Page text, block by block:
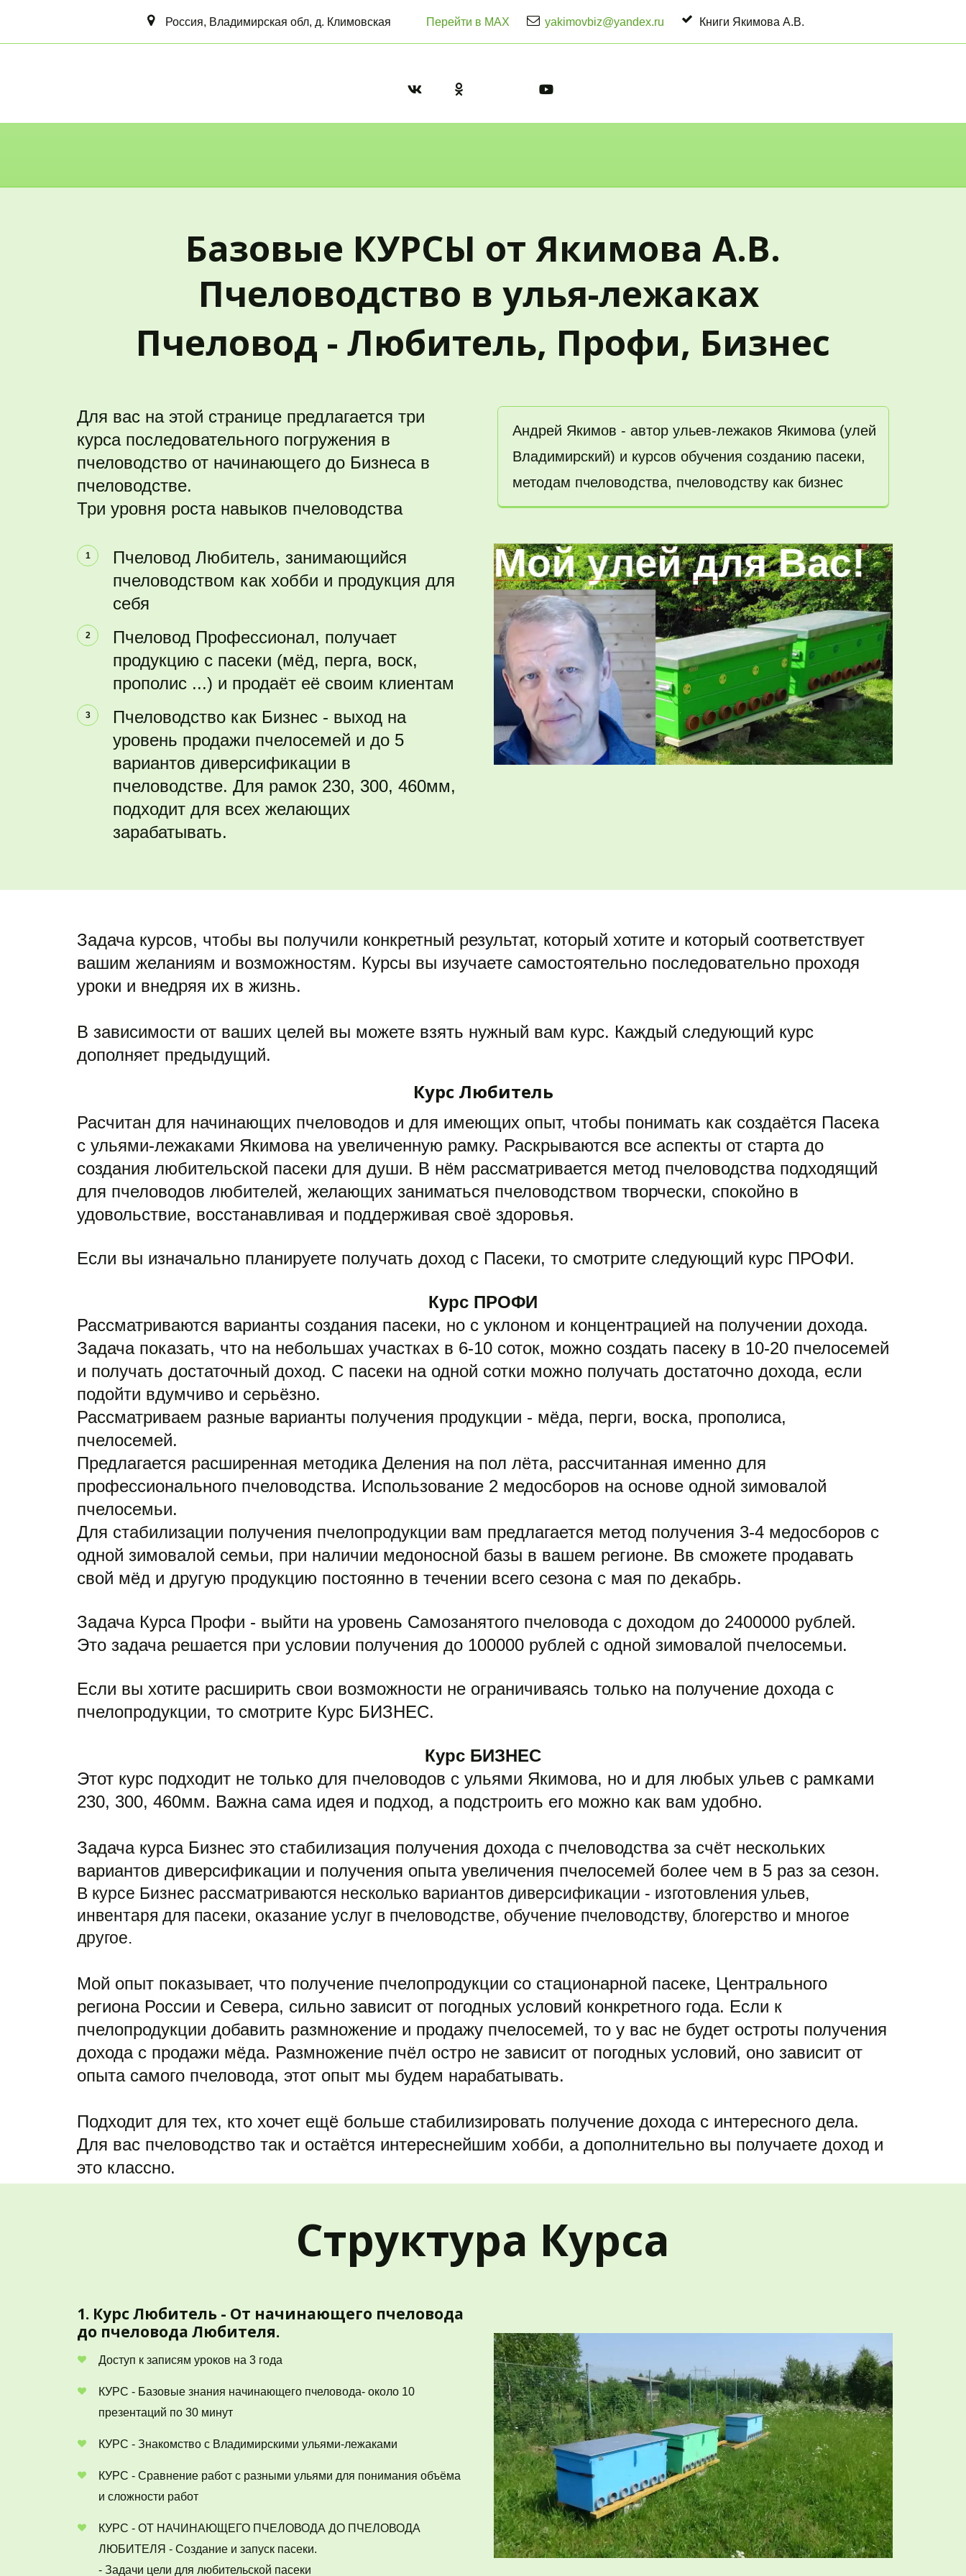
Россия, Владимирская обл, д. Климовская Перейти в MAX yakimovbiz@yandex.ru Книги Якимова А.В.
Базовые КУРСЫ от Якимова А.В.
Пчеловодство в улья-лежаках
Пчеловод - Любитель, Профи, Бизнес
Для вас на этой странице предлагается три
курса последовательного погружения в
пчеловодство от начинающего до Бизнеса в
пчеловодстве.
Три уровня роста навыков пчеловодства
Пчеловод Любитель, занимающийся
пчеловодством как хобби и продукция для
себя
Пчеловод Профессионал, получает
продукцию с пасеки (мёд, перга, воск,
прополис ...) и продаёт её своим клиентам
Пчеловодство как Бизнес - выход на
уровень продажи пчелосемей и до 5
вариантов диверсификации в
пчеловодстве. Для рамок 230, 300, 460мм,
подходит для всех желающих
зарабатывать.
Андрей Якимов - автор ульев-лежаков Якимова (улей
Владимирский) и курсов обучения созданию пасеки,
методам пчеловодства, пчеловодству как бизнес
Задача курсов, чтобы вы получили конкретный результат, который хотите и который соответствует
вашим желаниям и возможностям. Курсы вы изучаете самостоятельно последовательно проходя
уроки и внедряя их в жизнь.
В зависимости от ваших целей вы можете взять нужный вам курс. Каждый следующий курс
дополняет предыдущий.
Курс Любитель
Расчитан для начинающих пчеловодов и для имеющих опыт, чтобы понимать как создаётся Пасека
с ульями-лежаками Якимова на увеличенную рамку. Раскрываются все аспекты от старта до
создания любительской пасеки для души. В нём рассматривается метод пчеловодства подходящий
для пчеловодов любителей, желающих заниматься пчеловодством творчески, спокойно в
удовольствие, восстанавливая и поддерживая своё здоровья.
Если вы изначально планируете получать доход с Пасеки, то смотрите следующий курс ПРОФИ.
Курс ПРОФИ
Рассматриваются варианты создания пасеки, но с уклоном и концентрацией на получении дохода.
Задача показать, что на небольшах участках в 6-10 соток, можно создать пасеку в 10-20 пчелосемей
и получать достаточный доход. С пасеки на одной сотки можно получать достаточно дохода, если
подойти вдумчиво и серьёзно.
Рассматриваем разные варианты получения продукции - мёда, перги, воска, прополиса,
пчелосемей.
Предлагается расширенная методика Деления на пол лёта, рассчитанная именно для
профессионального пчеловодства. Использование 2 медосборов на основе одной зимовалой
пчелосемьи.
Для стабилизации получения пчелопродукции вам предлагается метод получения 3-4 медосборов с
одной зимовалой семьи, при наличии медоносной базы в вашем регионе. Вв сможете продавать
свой мёд и другую продукцию постоянно в течении всего сезона с мая по декабрь.
Задача Курса Профи - выйти на уровень Самозанятого пчеловода с доходом до 2400000 рублей.
Это задача решается при условии получения до 100000 рублей с одной зимовалой пчелосемьи.
Если вы хотите расширить свои возможности не ограничиваясь только на получение дохода с
пчелопродукции, то смотрите Курс БИЗНЕС.
Курс БИЗНЕС
Этот курс подходит не только для пчеловодов с ульями Якимова, но и для любых ульев с рамками
230, 300, 460мм. Важна сама идея и подход, а подстроить его можно как вам удобно.
Задача курса Бизнес это стабилизация получения дохода с пчеловодства за счёт нескольких
вариантов диверсификации и получения опыта увеличения пчелосемей более чем в 5 раз за сезон.
В курсе Бизнес рассматриваются несколько вариантов диверсификации - изготовления ульев,
инвентаря для пасеки, оказание услуг в пчеловодстве, обучение пчеловодству, блогерство и многое
другое.
Мой опыт показывает, что получение пчелопродукции со стационарной пасеке, Центрального
региона России и Севера, сильно зависит от погодных условий конкретного года. Если к
пчелопродукции добавить размножение и продажу пчелосемей, то у вас не будет остроты получения
дохода с продажи мёда. Размножение пчёл остро не зависит от погодных условий, оно зависит от
опыта самого пчеловода, этот опыт мы будем нарабатывать.
Подходит для тех, кто хочет ещё больше стабилизировать получение дохода с интересного дела.
Для вас пчеловодство так и остаётся интереснейшим хобби, а дополнительно вы получаете доход и
это классно.
Структура Курса
1. Курс Любитель - От начинающего пчеловода
до пчеловода Любителя.
Доступ к записям уроков на 3 года
КУРС - Базовые знания начинающего пчеловода- около 10
презентаций по 30 минут
КУРС - Знакомство с Владимирскими ульями-лежаками
КУРС - Сравнение работ с разными ульями для понимания объёма
и сложности работ
КУРС - ОТ НАЧИНАЮЩЕГО ПЧЕЛОВОДА ДО ПЧЕЛОВОДА
ЛЮБИТЕЛЯ - Создание и запуск пасеки.
- Задачи цели для любительской пасеки